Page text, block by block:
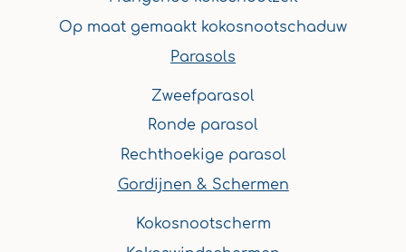
k
a
s
n
Op maat gemaakt kokosnootschaduw
Parasols
Zweefparasol
Ronde parasol
Rechthoekige parasol
Gordijnen & Schermen
Kokosnootscherm